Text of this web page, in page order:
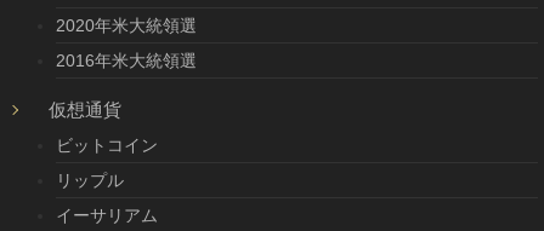
2020年米大統領選
2016年米大統領選
仮想通貨
ビットコイン
リップル
イーサリアム